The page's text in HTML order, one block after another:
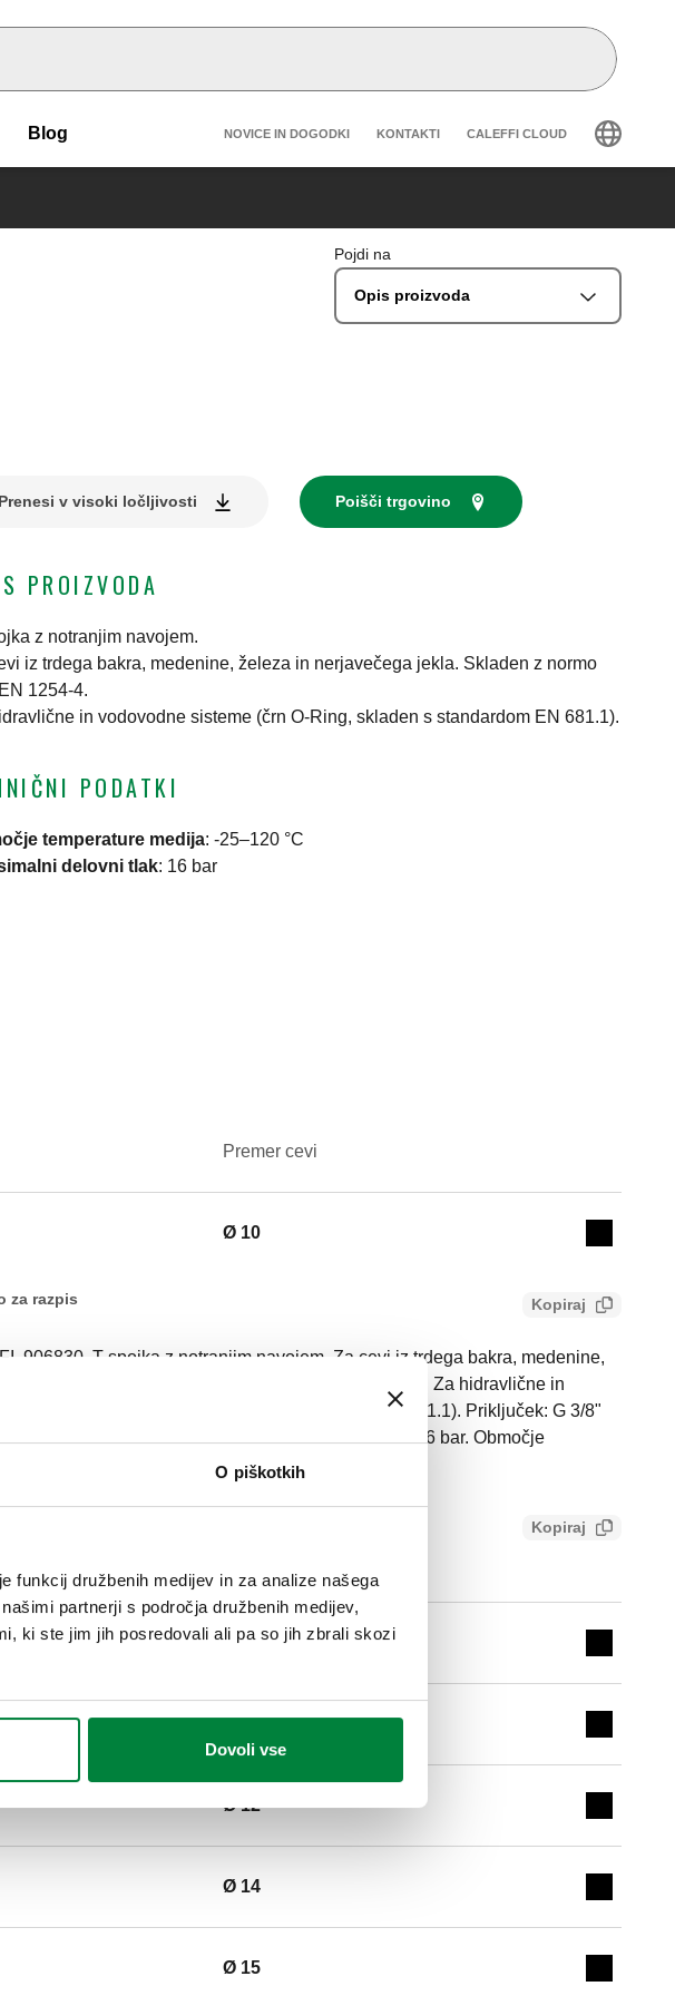
O piškotkih
funkcij družbenih medijev in za analize našega
partnerji s področja družbenih medijev,
ki ste jim jih posredovali ali pa so jih zbrali skozi
Dovoli vse
Blog Header secondary navigation
NOVICE IN DOGODKI KONTAKTI CALEFFI CLOUD
Pojdi na
Opis proizvoda
Prenesi v visoki ločljivosti Poišči trgovino
PROIZVODA
z notranjim navojem.
iz trdega bakra, medenine, železa in nerjavečega jekla. Skladen z normo
1254-4.
in vodovodne sisteme (črn O-Ring, skladen s standardom EN 681.1).
PODATKI
temperature medija: -25–120 °C
delovni tlak: 16 bar
Premer cevi
Ø 10
Collapse
za razpis Kopiraj
906830. T-spojka z notranjim navojem. Za cevi iz trdega bakra, medenine,
in nerjavečega jekla. Skladen z normo UNI EN 1254-4. Za hidravlične in
sisteme (črn O-Ring, skladen s standardom EN 681.1). Priključek: G 3/8"
1) NN. Premer cevi: Ø 10. Maksimalni delovni tlak: 16 bar. Območje
medija: -25–120 °C.
Kopiraj
Ø 12
Expand
Ø 10
Expand
Ø 12
Expand
Ø 14
Expand
Ø 15
Expand